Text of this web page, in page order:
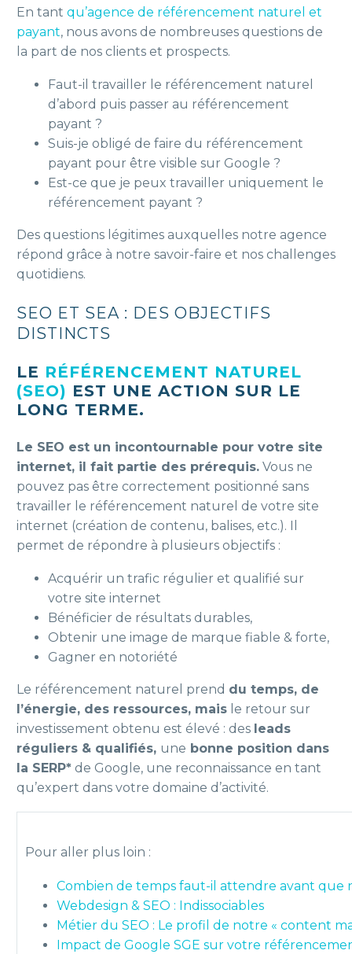
En tant qu’agence de référencement naturel et
payant, nous avons de nombreuses questions de
la part de nos clients et prospects.
Faut-il travailler le référencement naturel
d’abord puis passer au référencement
payant ?
Suis-je obligé de faire du référencement
payant pour être visible sur Google ?
Est-ce que je peux travailler uniquement le
référencement payant ?
Des questions légitimes auxquelles notre agence
répond grâce à notre savoir-faire et nos challenges
quotidiens.
SEO ET SEA : DES OBJECTIFS
DISTINCTS
LE RÉFÉRENCEMENT NATUREL
(SEO) EST UNE ACTION SUR LE
LONG TERME.
Le SEO est un incontournable pour votre site
internet, il fait partie des prérequis. Vous ne
pouvez pas être correctement positionné sans
travailler le référencement naturel de votre site
internet (création de contenu, balises, etc.). Il
permet de répondre à plusieurs objectifs :
Acquérir un trafic régulier et qualifié sur
votre site internet
Bénéficier de résultats durables,
Obtenir une image de marque fiable & forte,
Gagner en notoriété
Le référencement naturel prend du temps, de
l’énergie, des ressources, mais le retour sur
investissement obtenu est élevé : des leads
réguliers & qualifiés, une bonne position dans
la SERP* de Google, une reconnaissance en tant
qu’expert dans votre domaine d’activité.
Pour aller plus loin :
Combien de temps faut-il attendre avant que
Webdesign & SEO : Indissociables
Métier du SEO : Le profil de notre « content
Impact de Google SGE sur votre